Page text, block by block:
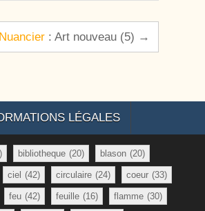
Nuancier: Art nouveau (5) →
LÉGALES
bibliotheque (20) blason (20)
ciel (42) circulaire (24) coeur (33)
feu (42) feuille (16) flamme (30)